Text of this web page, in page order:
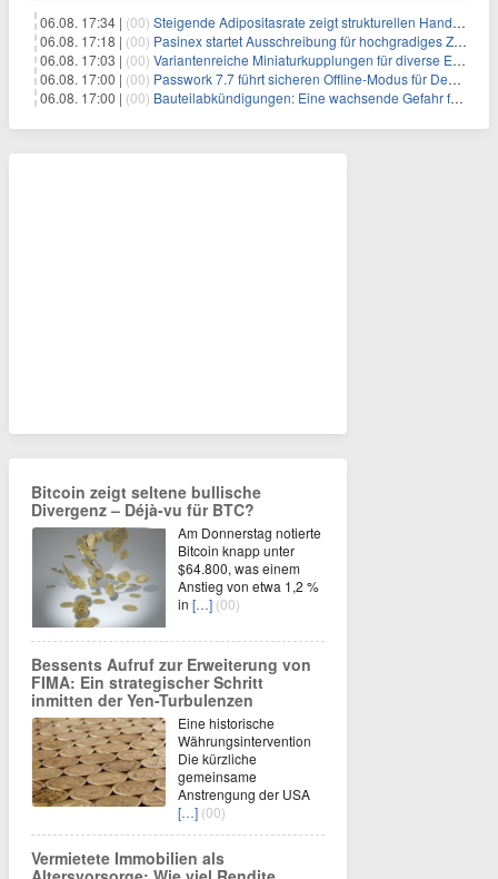
06.08. 17:34 | (00) Steigende Adipositasrate zeigt strukturellen Handlungsbedarf bei der Ernährung schulpflichtiger Kinder
06.08. 17:18 | (00) Pasinex startet Ausschreibung für hochgradiges Zinksulfidkonzentrat mit Germanium- und Silbergehalten und stellt ein Betriebsupdate bereit
06.08. 17:03 | (00) Variantenreiche Miniaturkupplungen für diverse Einsatzbereiche
06.08. 17:00 | (00) Passwork 7.7 führt sicheren Offline-Modus für Desktop- und Mobile-Apps ein
06.08. 17:00 | (00) Bauteilabkündigungen: Eine wachsende Gefahr für industrielle Elektroniksysteme
Bitcoin zeigt seltene bullische
Divergenz – Déjà-vu für BTC?
Am Donnerstag notierte
Bitcoin knapp unter
$64.800, was einem
Anstieg von etwa 1,2 %
in […] (00)
Bessents Aufruf zur Erweiterung von
FIMA: Ein strategischer Schritt
inmitten der Yen-Turbulenzen
Eine historische
Währungsintervention
Die kürzliche
gemeinsame
Anstrengung der USA
[…] (00)
Vermietete Immobilien als